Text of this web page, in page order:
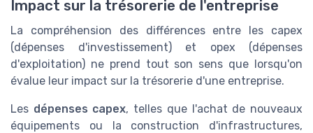
Impact sur la trésorerie de l'entreprise
La compréhension des différences entre les capex
(dépenses d'investissement) et opex (dépenses
d'exploitation) ne prend tout son sens que lorsqu'on
évalue leur impact sur la trésorerie d'une entreprise.
Les dépenses capex, telles que l'achat de nouveaux
équipements ou la construction d'infrastructures,